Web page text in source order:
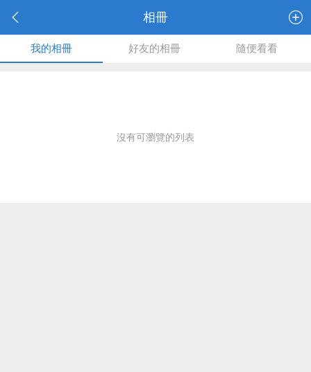
相冊
我的相冊 好友的相冊 隨便看看
沒有可瀏覽的列表